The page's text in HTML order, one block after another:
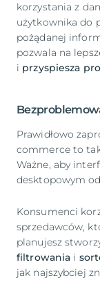
korzystania z
użytkownika do
pożądanej
pozwala na
i przyspiesza
Prawidłowo
commerce to
Ważne, aby
desktopowym
Konsumenci
sprzedawców,
planujesz
filtrowania i
jak najszybciej